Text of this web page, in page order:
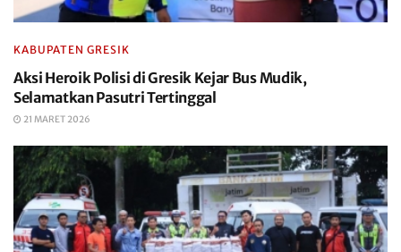
KABUPATEN GRESIK
Aksi Heroik Polisi di Gresik Kejar Bus Mudik,
Selamatkan Pasutri Tertinggal
21 MARET 2026